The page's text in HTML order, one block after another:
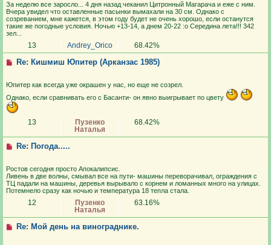
За неделю все заросло... 4 дня назад чеканил Цитронный Магарача и еже с ним.
Вчера увидел что оставленные пасынки вымахали на 30 см. Однако с
созреванием, мне кажется, в этом году будет не очень хорошо, если останутся
такие же погодные условия. Ночью +13-14, а днем 20-22 :o Середина лета!!! 342
зел...
13 Andrey_Orico 68.42%
Re: Кишмиш Юпитер (Арканзас 1985)
Юпитер как всегда уже окрашен у нас, но еще не созрел.
Однако, если сравнивать его с Басанти- он явно выигрывает по цвету
13
Пузенко
Наталья
68.42%
Re: Погода.....
Ростов сегодня просто Апокалипсис.
Ливень в две волны, смывал все на пути- машины переворачивал, ограждения с
ТЦ падали на машины, деревья вырывало с корнем и ломанных много на улицах.
Потемнело сразу как ночью и температура 18 тепла стала.
12
Пузенко
Наталья
63.16%
Re: Мой день на винограднике.